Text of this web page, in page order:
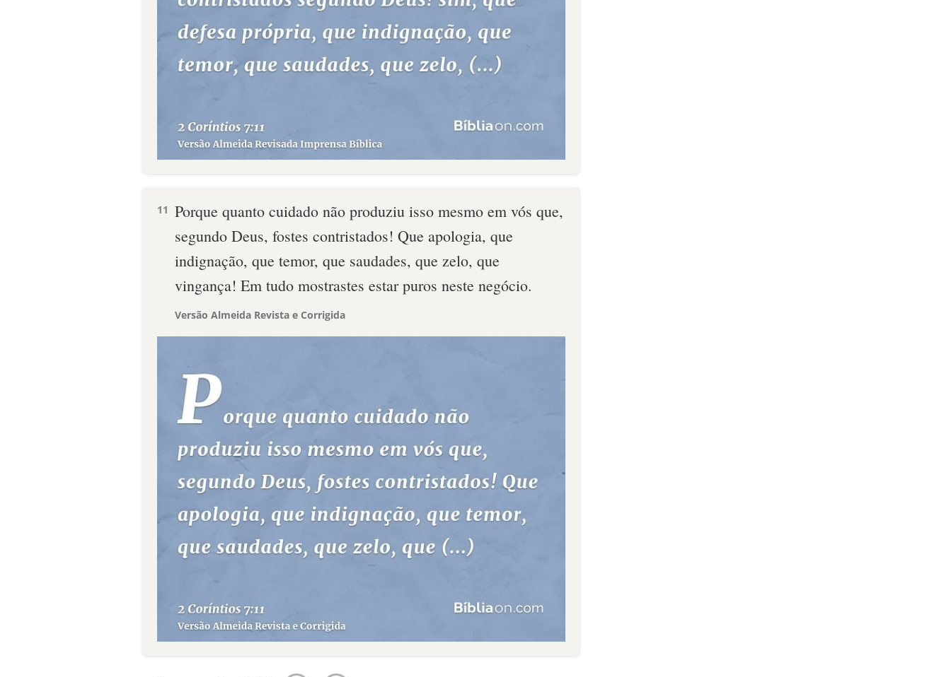
11 Porque quanto cuidado não produziu isso mesmo em vós que,
segundo Deus, fostes contristados! Que apologia, que
indignação, que temor, que saudades, que zelo, que
vingança! Em tudo mostrastes estar puros neste negócio.
Versão Almeida Revista e Corrigida